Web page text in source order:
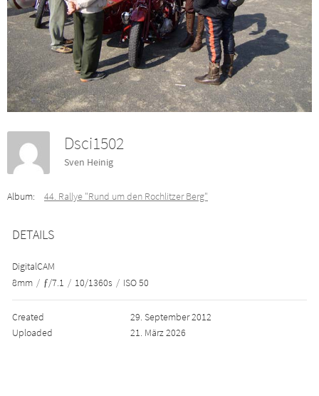
Dsci1502
Sven Heinig
Album: 44. Rallye "Rund um den Rochlitzer Berg"
DETAILS
DigitalCAM
8mm / ƒ/7.1 / 10/1360s / ISO 50
Created
29. September 2012
Uploaded
21. März 2026